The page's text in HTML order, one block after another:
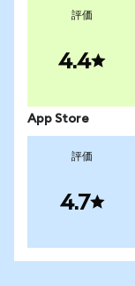
評価
4.4
App Store
評価
4.7